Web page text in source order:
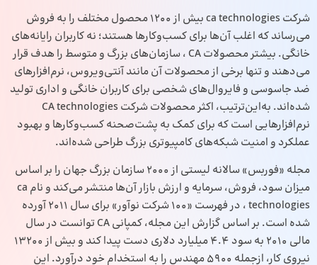
شرکت ca technologies بیش از 1200 محصول مختلف را به فروش
می‌رساند که اغلب آن‌ها برای کسب‌وکارها هستند؛ نه کاربران رایانه‌های
خانگی. بیشتر محصولات CA ، سازمان‌های بزرگ و متوسط را هدف قرار
می‌دهند و تنها برخی از محصولات آن مانند آنتی‌ویروس، نرم‌افزارهای
ضد جاسوسی و فایروال‌های شخصی برای کاربران خانگی و اداری تولید
شده‌اند. به‌این‌ترتیب، اکثر محصولات شرکت CA technologies
نرم‌افزارهایی است که برای کمک به پشت‌صحنه کسب‌وکارها و بهبود
عملکرد و امنیت شبکه‌های کامپیوتری بزرگ طراحی شده‌اند.
مجله «فوربس» سالانه لیستی از ۲۰۰۰ سازمان بزرگ جهان را بر اساس
میزان سود، فروش، سرمایه و ارزش بازار آن‌ها منتشر می‌کند و نام ca
technologies ، در فهرست «100 شرکت نوآور» برای سال 2011 آورده
شده است. بر اساس گزارش این مجله، کمپانی CA توانست در سال
مالی ۲۰۱۰ به سود ۴.۴ میلیارد دلاری دست پیدا کند و بیش از ۱۳۲۰۰
نیروی کار، ازجمله ۵۹۰۰ مهندس را به استخدام خود درآورد. این